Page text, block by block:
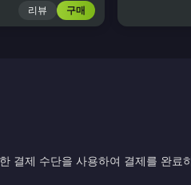
리뷰 구매
결제 수단을 사용하여 결제를 완료